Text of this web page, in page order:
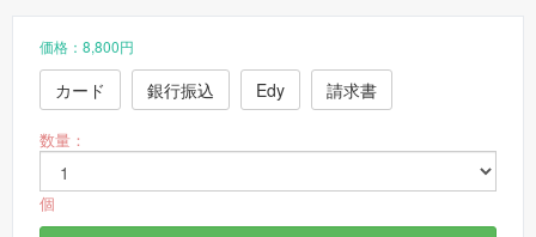
価格：8,800円
カード 銀行振込 Edy 請求書
数量：
個